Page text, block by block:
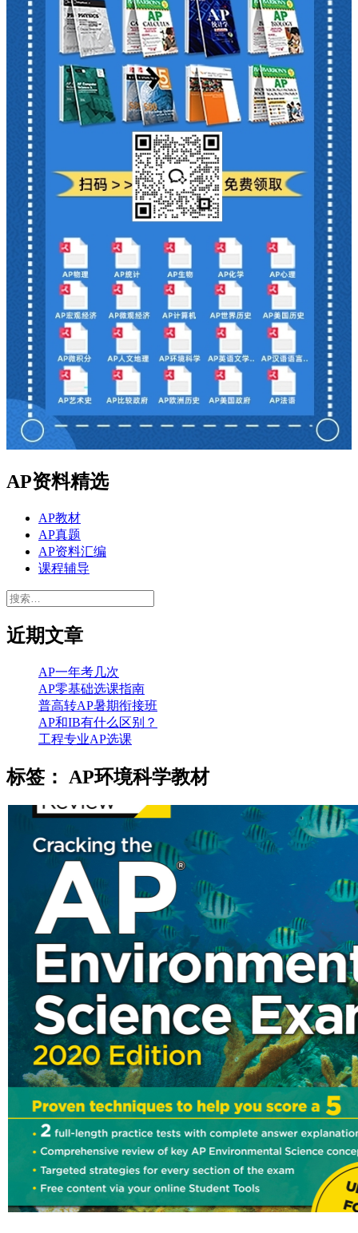
AP资料精选
AP教材
AP真题
AP资料汇编
课程辅导
搜
近期文章
AP一年考几次
AP零基础选课指南
普高转AP暑期衔接班
AP和IB有什么区别？
工程专业AP选课
标签： AP环境科学教材